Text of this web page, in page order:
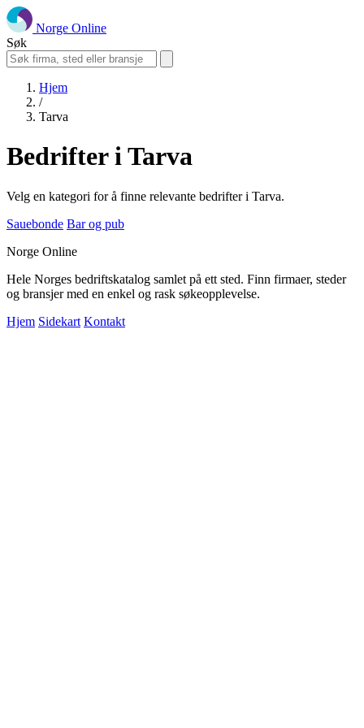
Norge Online
Søk
Hjem
/
Tarva
Bedrifter i Tarva
Velg en kategori for å finne relevante bedrifter i Tarva.
Sauebonde Bar og pub
Norge Online
Hele Norges bedriftskatalog samlet på ett sted. Finn firmaer, steder
og bransjer med en enkel og rask søkeopplevelse.
Hjem Sidekart Kontakt